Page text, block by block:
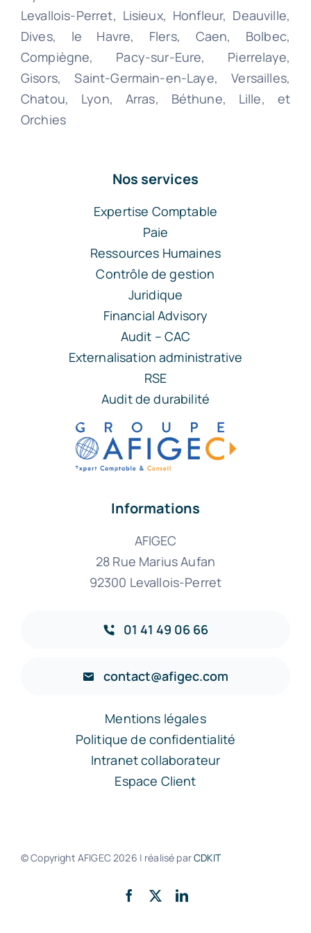
Levallois-Perret, Lisieux, Honfleur, Deauville,
Dives, le Havre, Flers, Caen, Bolbec,
Compiègne, Pacy-sur-Eure, Pierrelaye,
Gisors, Saint-Germain-en-Laye, Versailles,
Chatou, Lyon, Arras, Béthune, Lille, et
Orchies
Nos services
Expertise Comptable
Paie
Ressources Humaines
Contrôle de gestion
Juridique
Financial Advisory
Audit – CAC
Externalisation administrative
RSE
Audit de durabilité
Informations
AFIGEC
28 Rue Marius Aufan
92300 Levallois-Perret
01 41 49 06 66
contact@afigec.com
Mentions légales
Politique de confidentialité
Intranet collaborateur
Espace Client
© Copyright AFIGEC2026 | réalisé parCDKIT